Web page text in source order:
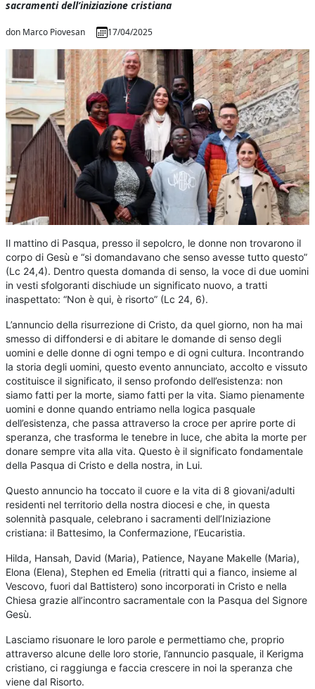
sacramenti dell’iniziazione cristiana
don Marco Piovesan 17/04/2025
Il mattino di Pasqua, presso il sepolcro, le donne non trovarono il
corpo di Gesù e “si domandavano che senso avesse tutto questo”
(Lc 24,4). Dentro questa domanda di senso, la voce di due uomini
in vesti sfolgoranti dischiude un significato nuovo, a tratti
inaspettato: “Non è qui, è risorto” (Lc 24, 6).
L’annuncio della risurrezione di Cristo, da quel giorno, non ha mai
smesso di diffondersi e di abitare le domande di senso degli
uomini e delle donne di ogni tempo e di ogni cultura. Incontrando
la storia degli uomini, questo evento annunciato, accolto e vissuto
costituisce il significato, il senso profondo dell’esistenza: non
siamo fatti per la morte, siamo fatti per la vita. Siamo pienamente
uomini e donne quando entriamo nella logica pasquale
dell’esistenza, che passa attraverso la croce per aprire porte di
speranza, che trasforma le tenebre in luce, che abita la morte per
donare sempre vita alla vita. Questo è il significato fondamentale
della Pasqua di Cristo e della nostra, in Lui.
Questo annuncio ha toccato il cuore e la vita di 8 giovani/adulti
residenti nel territorio della nostra diocesi e che, in questa
solennità pasquale, celebrano i sacramenti dell’Iniziazione
cristiana: il Battesimo, la Confermazione, l’Eucaristia.
Hilda, Hansah, David (Maria), Patience, Nayane Makelle (Maria),
Elona (Elena), Stephen ed Emelia (ritratti qui a fianco, insieme al
Vescovo, fuori dal Battistero) sono incorporati in Cristo e nella
Chiesa grazie all’incontro sacramentale con la Pasqua del Signore
Gesù.
Lasciamo risuonare le loro parole e permettiamo che, proprio
attraverso alcune delle loro storie, l’annuncio pasquale, il Kerigma
cristiano, ci raggiunga e faccia crescere in noi la speranza che
viene dal Risorto.